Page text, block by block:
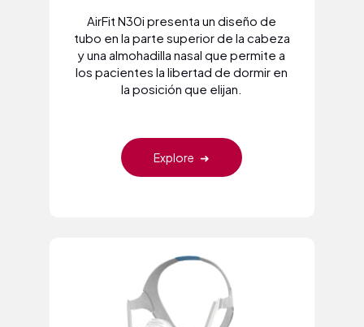
AirFit N30i presenta un diseño de
tubo en la parte superior de la cabeza
y una almohadilla nasal que permite a
los pacientes la libertad de dormir en
la posición que elijan.
Explore ➜